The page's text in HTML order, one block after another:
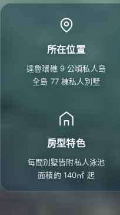
所在位置
達魯環礁 9 公頃私人島
全島 77 棟私人別墅
房型特色
每間別墅皆附私人泳池
面積約 140㎡ 起